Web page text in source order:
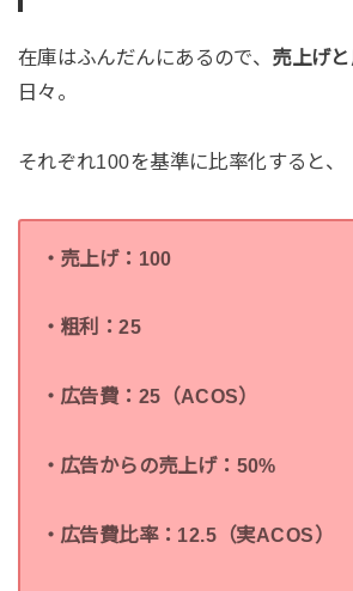
在庫はふんだんにあるので、 売上げ
日々。
それぞれ100を基準に比率化すると、
・売上げ：100
・粗利：25
・広告費：25（ACOS）
・広告からの売上げ：50%
・広告費比率：12.5（実ACOS）